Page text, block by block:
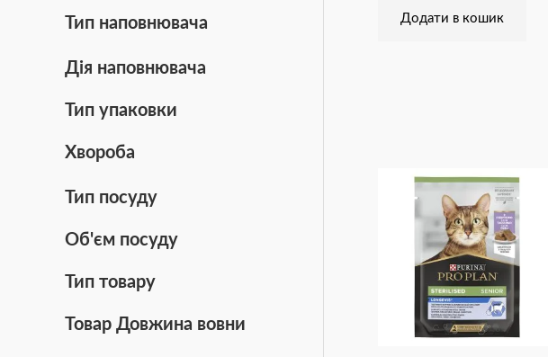
Тип наповнювача
Дія наповнювача
Тип упаковки
Хвороба
Тип посуду
Об'єм посуду
Тип товару
Товар Довжина вовни
Додати в кошик